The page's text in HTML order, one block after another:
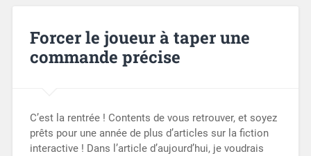
Forcer le joueur à taper une
commande précise
C’est la rentrée ! Contents de vous retrouver, et soyez
prêts pour une année de plus d’articles sur la fiction
interactive ! Dans l’article d’aujourd’hui, je voudrais